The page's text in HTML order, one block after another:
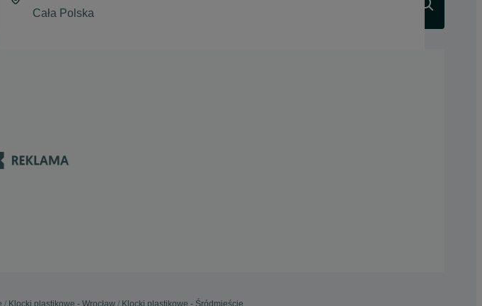
Klocki plastikowe - Wrocław Klocki plastikowe - Śródmieście